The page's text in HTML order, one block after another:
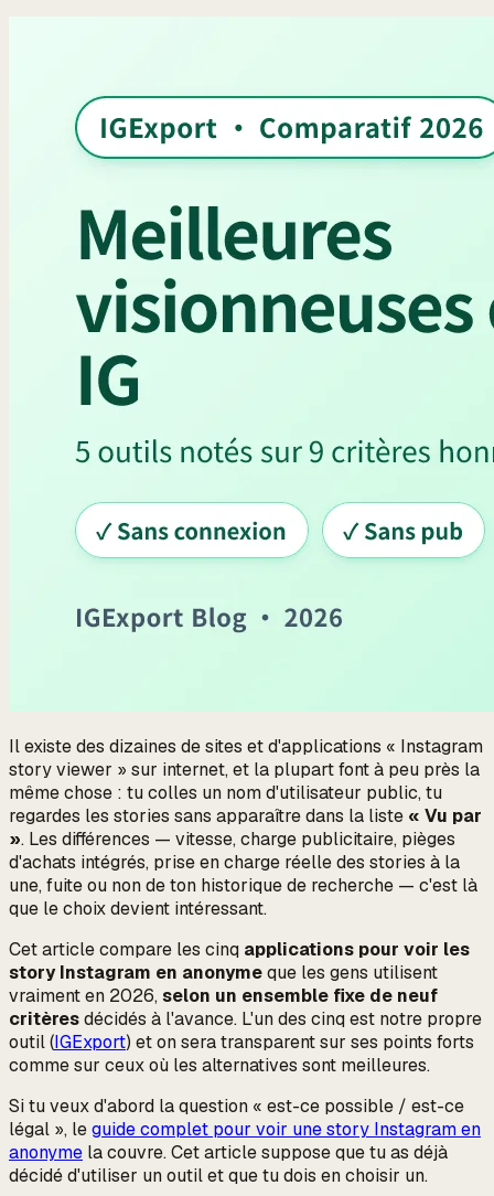
Il existe des dizaines de sites et d'applications « Instagram
story viewer » sur internet, et la plupart font à peu près la
même chose : tu colles un nom d'utilisateur public, tu
regardes les stories sans apparaître dans la liste « Vu par
». Les différences — vitesse, charge publicitaire, pièges
d'achats intégrés, prise en charge réelle des stories à la
une, fuite ou non de ton historique de recherche — c'est là
que le choix devient intéressant.
Cet article compare les cinq applications pour voir les
story Instagram en anonymeque les gens utilisent
vraiment en 2026, selon un ensemble fixe de neuf
critèresdécidés à l'avance. L'un des cinq est notre propre
outil (IGExport) et on sera transparent sur ses points forts
comme sur ceux où les alternatives sont meilleures.
Si tu veux d'abord la question « est-ce possible / est-ce
légal », leguide complet pour voir une story Instagram en
anonyme la couvre. Cet article suppose que tu as déjà
décidé d'utiliser un outil et que tu dois en choisir un.